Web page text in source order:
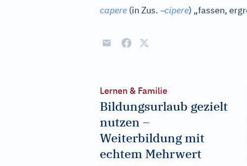
capere (in Zus. –cipere) „fassen,
Lernen & Familie
Bildungsurlaub gezielt
nutzen –
Weiterbildung mit
echtem Mehrwert